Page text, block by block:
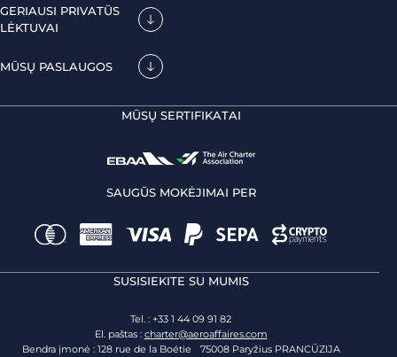
GERIAUSI PRIVATŪS
LĖKTUVAI
MŪSŲ PASLAUGOS
MŪSŲ SERTIFIKATAI
SAUGŪS MOKĖJIMAI PER
SUSISIEKITE SU MUMIS
Tel. : +33 1 44 09 91 82
El. paštas : charter@aeroaffaires.com
Bendra įmonė : 128 rue de la Boétie 75008 Paryžius PRANCŪZIJA